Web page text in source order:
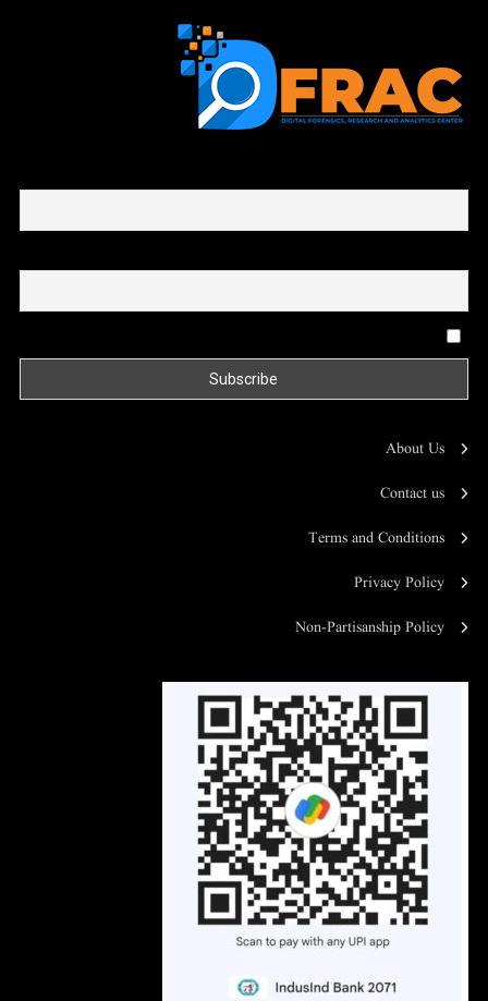
About Us
Contact us
Terms and Conditions
Privacy Policy
Non-Partisanship Policy